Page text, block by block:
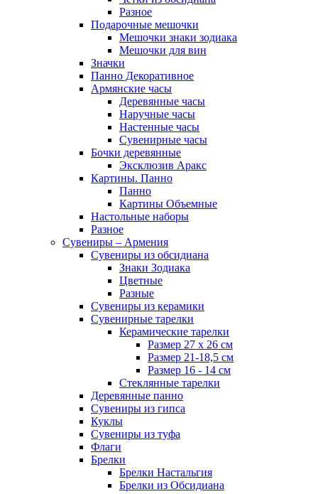
Разное
Подарочные мешочки
Мешочки знаки зодиака
Мешочки для вин
Значки
Панно Декоративное
Армянские часы
Деревянные часы
Наручные часы
Настенные часы
Сувенирные часы
Бочки деревянные
Эксклюзив Аракс
Картины. Панно
Панно
Картины Объемные
Настольные наборы
Разное
Сувениры – Армения
Сувениры из обсидиана
Знаки Зодиака
Цветные
Разные
Сувениры из керамики
Сувенирные тарелки
Керамические тарелки
Размер 27 х 26 см
Размер 21-18,5 см
Размер 16 - 14 см
Стеклянные тарелки
Деревянные панно
Сувениры из гипса
Куклы
Сувениры из туфа
Флаги
Брелки
Брелки Настальгия
Брелки из Обсидиана